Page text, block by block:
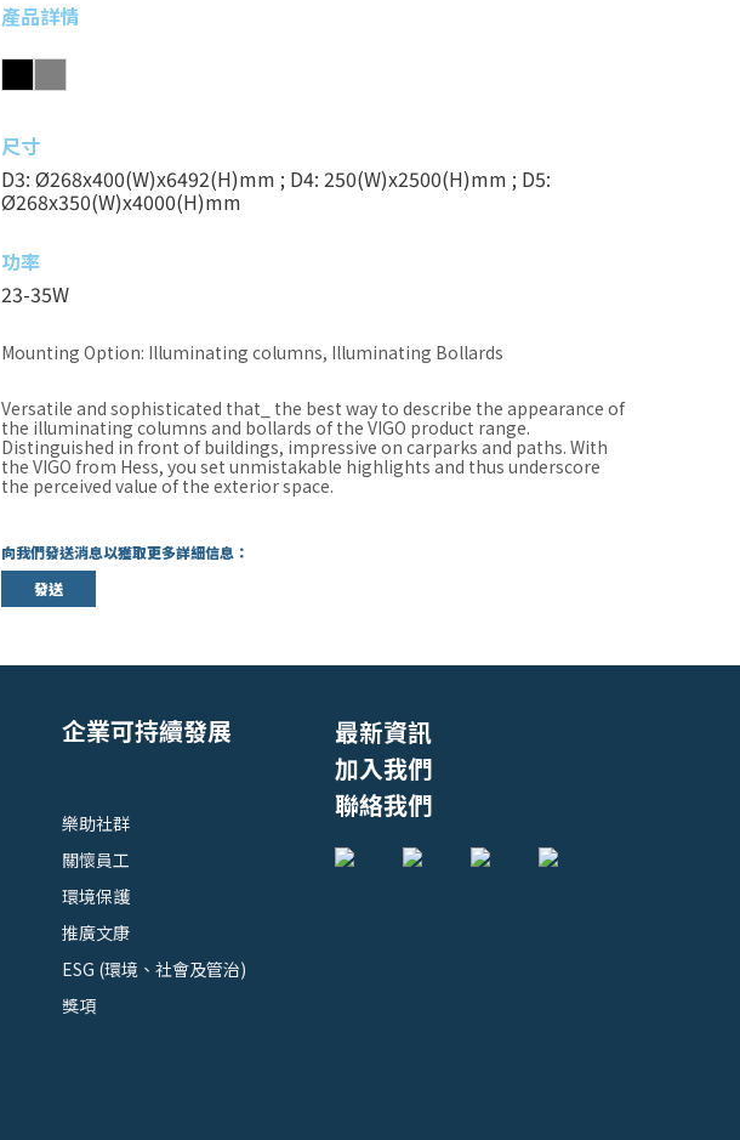
產品詳情
尺寸
D3: Ø268x400(W)x6492(H)mm ; D4: 250(W)x2500(H)mm ; D5:
Ø268x350(W)x4000(H)mm
功率
23-35W
Mounting Option: Illuminating columns, Illuminating Bollards
Versatile and sophisticated that_ the best way to describe the appearance of
the illuminating columns and bollards of the VIGO product range.
Distinguished in front of buildings, impressive on carparks and paths. With
the VIGO from Hess, you set unmistakable highlights and thus underscore
the perceived value of the exterior space.
向我們發送消息以獲取更多詳細信息：
發送
企業可持續發展
樂助社群
關懷員工
環境保護
推廣文康
ESG (環境、社會及管治)
獎項
最新資訊
加入我們
聯絡我們